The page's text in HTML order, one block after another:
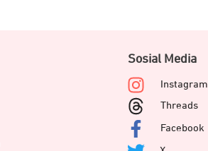
Sosial Media
Instagram
Threads
Facebook